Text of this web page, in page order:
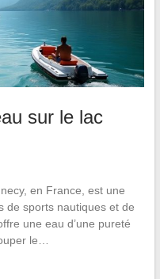
sur le lac
en France, est une
de sports nautiques et de
une eau d’une pureté
le…